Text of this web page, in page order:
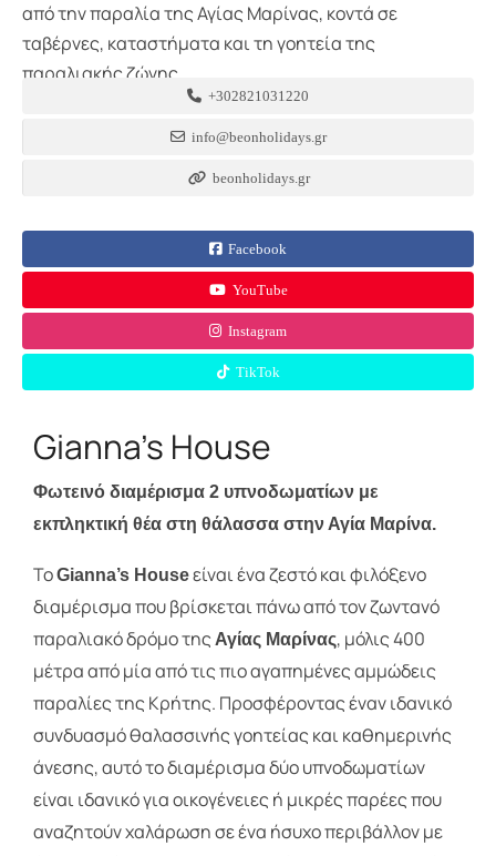
από την παραλία της Αγίας Μαρίνας, κοντά σε
ταβέρνες, καταστήματα και τη γοητεία της
παραλιακής ζώνης.
+302821031220
info@beonholidays.gr
beonholidays.gr
Facebook
YouTube
Instagram
TikTok
Gianna’s House
Φωτεινό διαμέρισμα 2 υπνοδωματίων με
εκπληκτική θέα στη θάλασσα στην Αγία Μαρίνα.
ΤοGianna’s Houseείναι ένα ζεστό και φιλόξενο
διαμέρισμα που βρίσκεται πάνω από τον ζωντανό
παραλιακό δρόμο της Αγίας Μαρίνας, μόλις 400
μέτρα από μία από τις πιο αγαπημένες αμμώδεις
παραλίες της Κρήτης. Προσφέροντας έναν ιδανικό
συνδυασμό θαλασσινής γοητείας και καθημερινής
άνεσης, αυτό το διαμέρισμα δύο υπνοδωματίων
είναι ιδανικό για οικογένειες ή μικρές παρέες που
αναζητούν χαλάρωση σε ένα ήσυχο περιβάλλον με